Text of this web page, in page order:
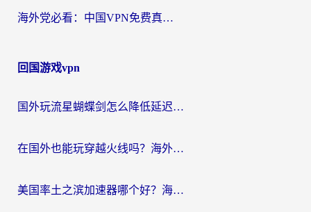
海外党必看：中国VPN免费真的靠谱吗？手把手教你选对回国加速器
回国游戏vpn
国外玩流星蝴蝶剑怎么降低延迟？海外党必看的加速秘籍（含欧洲鸣潮&彩虹岛优化攻略）
在国外也能玩穿越火线吗？海外玩家国服游戏畅玩终极指南
美国率土之滨加速器哪个好？海外党国服游戏畅玩终极指南（附多游戏解决方案）